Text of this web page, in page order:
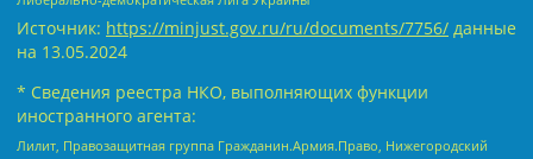
Источник: https://minjust.gov.ru/ru/documents/7756/ данные
на 13.05.2024
* Сведения реестра НКО, выполняющих функции
иностранного агента:
Лилит, Правозащитная группа Гражданин.Армия.Право, Нижегородский